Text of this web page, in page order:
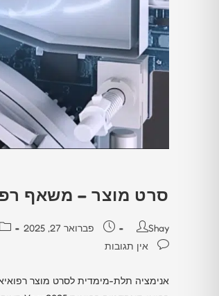
סרט מוצר – משאף
Shay פברואר 27, 2025
אין תגובות
אנימציה תלת-מימדית לסרט מוצר